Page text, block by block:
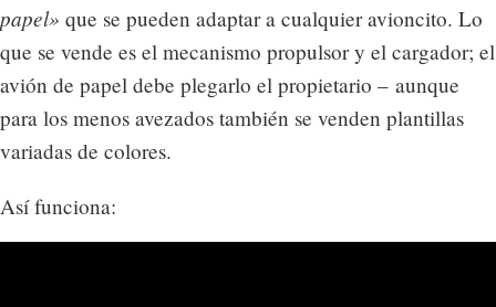
papel» que se pueden adaptar a cualquier avioncito. Lo
que se vende es el mecanismo propulsor y el cargador; el
avión de papel debe plegarlo el propietario – aunque
para los menos avezados también se venden plantillas
variadas de colores.
Así funciona: